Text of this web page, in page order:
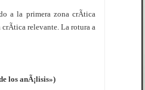
artificial
reducir la
2024? 02/09/2024
a la primera zona crÃ­tica
relevante. La rotura a
los anÃ¡lisis»)